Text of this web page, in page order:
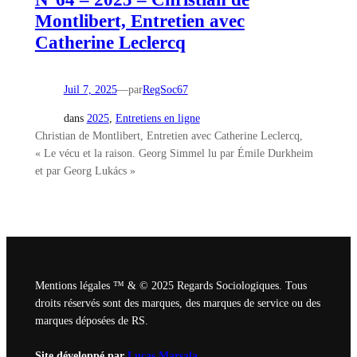
Montlibert, Entretien avec
Catherine Leclercq
Juil 7, 2025—parRegSoc67
dans 2025, Entretiens en ligne
Christian de Montlibert, Entretien avec Catherine Leclercq,
« Le vécu et la raison. Georg Simmel lu par Émile Durkheim
et par Georg Lukács »
Mentions légales ™ & © 2025 Regards Sociologiques. Tous
droits réservés sont des marques, des marques de service ou des
marques déposées de RS.